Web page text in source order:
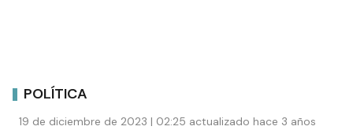
POLÍTICA
19 de diciembre de 2023 | 02:25 actualizado hace 3 años